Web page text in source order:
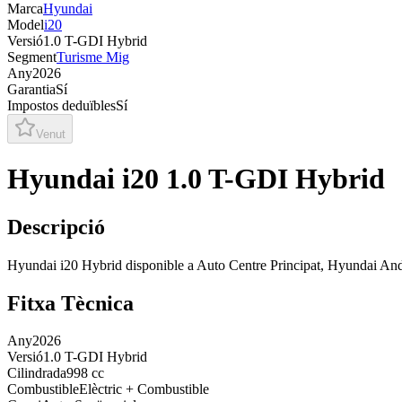
MarcaHyundai
Modeli20
Versió1.0 T-GDI Hybrid
SegmentTurisme Mig
Any2026
GarantiaSí
Impostos deduïblesSí
Venut
Hyundai i20 1.0 T-GDI Hybrid
Descripció
Hyundai i20 Hybrid disponible a Auto Centre Principat, Hyundai
Fitxa Tècnica
Any2026
Versió1.0 T-GDI Hybrid
Cilindrada998 cc
CombustibleElèctric + Combustible